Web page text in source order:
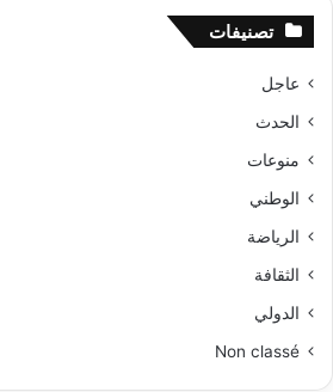
تصنيفات
عاجل
الحدث
منوعات
الوطني
الرياضة
الثقافة
الدولي
Non classé